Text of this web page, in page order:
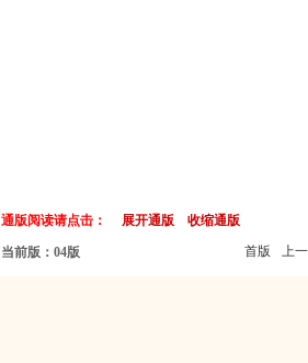
通版阅读请点击： 展开通版 收缩通版
当前版：04版 首版 上